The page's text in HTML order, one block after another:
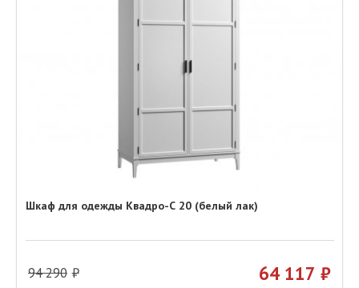
Шкаф для одежды Квадро-С 20 (белый лак)
94 290 64 117